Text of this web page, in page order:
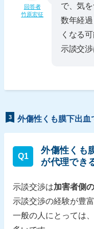
回答者
竹原宏征
で、気を
数年経
くなる
示談交
3 外傷性くも膜下出血
Q1
外傷性くも
が代理でき
示談交渉は加害者側
示談交渉の経験が豊
一般の人にとっては